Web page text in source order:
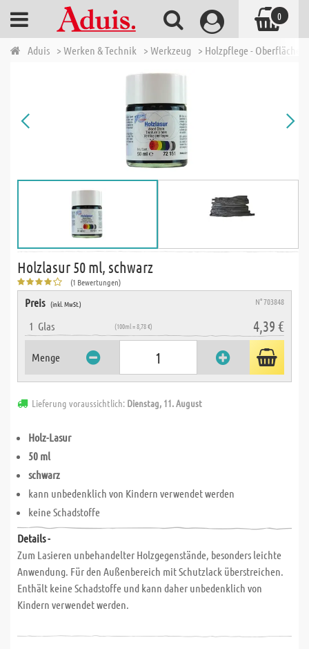
Aduis > Werken & Technik > Werkzeug > Holzpflege -
Holzlasur 50 ml, schwarz
(1 Bewertungen)
Preis (inkl. MwSt.) N° 703848
1 Glas (100ml = 8,78 €) 4,39 €
Menge
Lieferung voraussichtlich: Dienstag, 11. August
Holz-Lasur
50 ml
schwarz
kann unbedenklich von Kindern verwendet werden
keine Schadstoffe
Details -
Zum Lasieren unbehandelter Holzgegenstände, besonders leichte
Anwendung. Für den Außenbereich mit Schutzlack überstreichen.
Enthält keine Schadstoffe und kann daher unbedenklich von
Kindern verwendet werden.
0